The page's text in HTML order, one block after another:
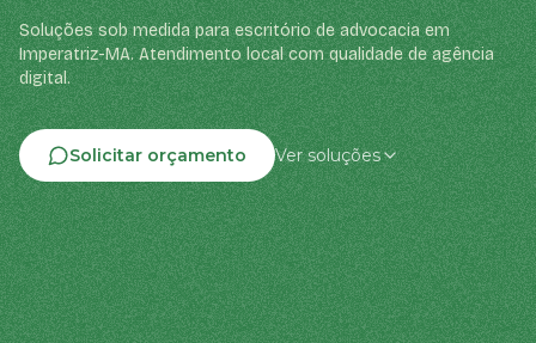
Soluções sob medida para escritório de advocacia em
Imperatriz-MA. Atendimento local com qualidade de agência
digital.
Solicitar orçamento Ver soluções